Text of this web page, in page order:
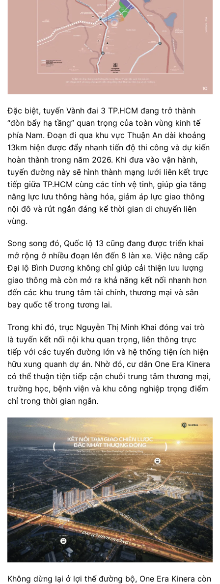
Đặc biệt, tuyến Vành đai 3 TP.HCM đang trở thành
“đòn bẩy hạ tầng” quan trọng của toàn vùng kinh tế
phía Nam. Đoạn đi qua khu vực Thuận An dài khoảng
13km hiện được đẩy nhanh tiến độ thi công và dự kiến
hoàn thành trong năm 2026. Khi đưa vào vận hành,
tuyến đường này sẽ hình thành mạng lưới liên kết trực
tiếp giữa TP.HCM cùng các tỉnh vệ tinh, giúp gia tăng
năng lực lưu thông hàng hóa, giảm áp lực giao thông
nội đô và rút ngắn đáng kể thời gian di chuyển liên
vùng.
Song song đó, Quốc lộ 13 cũng đang được triển khai
mở rộng ở nhiều đoạn lên đến 8 làn xe. Việc nâng cấp
Đại lộ Bình Dương không chỉ giúp cải thiện lưu lượng
giao thông mà còn mở ra khả năng kết nối nhanh hơn
đến các khu trung tâm tài chính, thương mại và sân
bay quốc tế trong tương lai.
Trong khi đó, trục Nguyễn Thị Minh Khai đóng vai trò
là tuyến kết nối nội khu quan trọng, liên thông trực
tiếp với các tuyến đường lớn và hệ thống tiện ích hiện
hữu xung quanh dự án. Nhờ đó, cư dân One Era Kinera
có thể thuận tiện tiếp cận chuỗi trung tâm thương mại,
trường học, bệnh viện và khu công nghiệp trọng điểm
chỉ trong thời gian ngắn.
Không dừng lại ở lợi thế đường bộ, One Era Kinera còn